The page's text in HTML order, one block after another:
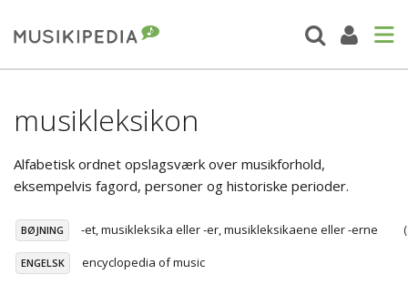
musikleksikon
Alfabetisk ordnet opslagsværk over musikforhold,
eksempelvis fagord, personer og historiske perioder.
BØJNING -et, musikleksika eller -er, musikleksikaene eller -erne
ENGELSK encyclopedia of music